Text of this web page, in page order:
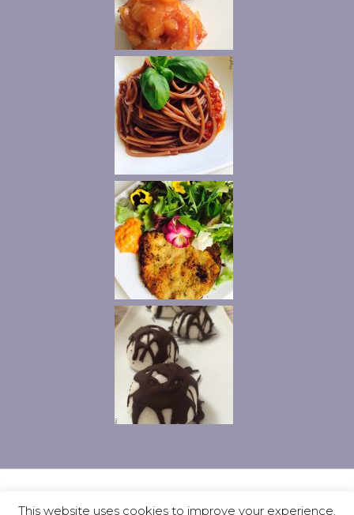
Privacy Contatti Ciao, io sono Vanny
This website uses cookies to improve your experience.